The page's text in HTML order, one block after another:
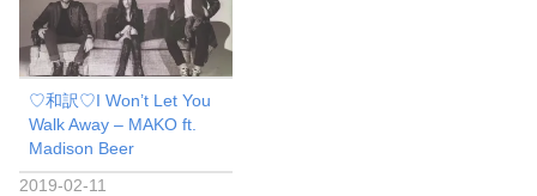
♡和訳♡I Won’t Let You
Walk Away – MAKO ft.
Madison Beer
2019-02-11